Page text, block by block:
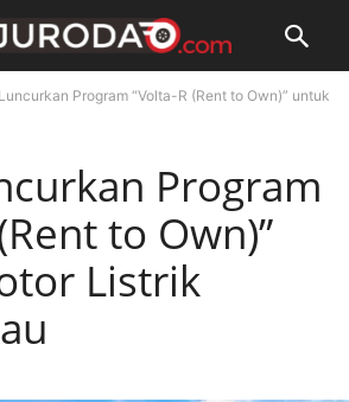
Program “Volta-R (Rent to Own)” untuk
Program
to Own)”
Listrik